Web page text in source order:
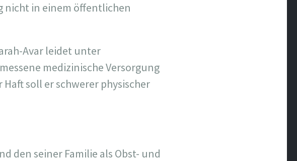
nicht in einem öffentlichen
Avar leidet unter
medizinische Versorgung
soll er schwerer physischer
den seiner Familie als Obst- und